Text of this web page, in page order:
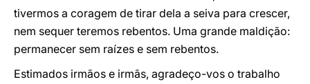
tivermos a coragem de tirar dela a seiva para crescer,
nem sequer teremos rebentos. Uma grande maldição:
permanecer sem raízes e sem rebentos.
Estimados irmãos e irmãs, agradeço-vos o trabalho